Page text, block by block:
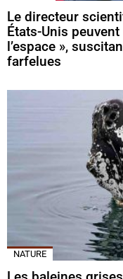
Le directeur
États-Unis
l’espace »,
farfelues
NATURE